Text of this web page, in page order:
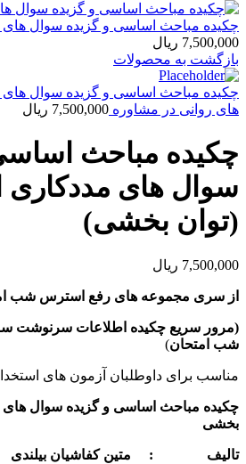
چکیده مباحث اساسی و گزیده سوال های
7,500,000 ریال
بازگشت به محصولات
چکیده مباحث اساسی و گزیده سوال های
های روانی در مشاوره 7,500,000 ریال
چکیده مباحث
سوال های مددکاری
(توان بخشی)
7,500,000 ریال
از سری مجموعه های رفع استرس شب
(مرور سریع چکیده اطلاعات سرنوشت
شب امتحان)
مناسب برای داوطلبان آزمون های
چکیده مباحث اساسی و گزیده سوال
بخشی
تالیف : متین کفاشیان بیلندی